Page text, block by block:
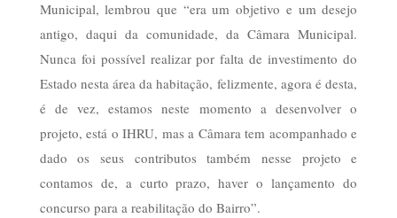
Municipal, lembrou que “era um objetivo e um desejo
antigo, daqui da comunidade, da Câmara Municipal.
Nunca foi possível realizar por falta de investimento do
Estado nesta área da habitação, felizmente, agora é desta,
é de vez, estamos neste momento a desenvolver o
projeto, está o IHRU, mas a Câmara tem acompanhado e
dado os seus contributos também nesse projeto e
contamos de, a curto prazo, haver o lançamento do
concurso para a reabilitação do Bairro”.